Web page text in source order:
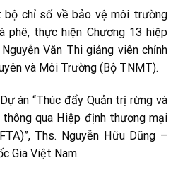
chỉ số về bảo vệ môi trường
phê, thực hiện Chương 13 hiệp
Văn Thi giảng viên chỉnh
và Môi Trường (Bộ TNMT).
án “Thúc đẩy Quản trị rừng và
qua Hiệp định thương mại
Ths. Nguyễn Hữu Dũng –
Gia Việt Nam.